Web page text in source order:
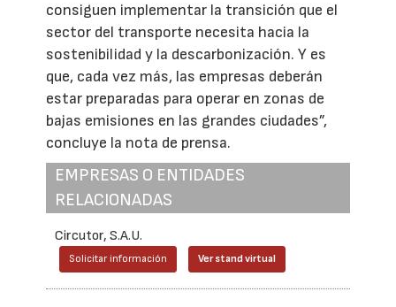
consiguen implementar la transición que el
sector del transporte necesita hacia la
sostenibilidad y la descarbonización. Y es
que, cada vez más, las empresas deberán
estar preparadas para operar en zonas de
bajas emisiones en las grandes ciudades”,
concluye la nota de prensa.
EMPRESAS O ENTIDADES
RELACIONADAS
Circutor, S.A.U.
Solicitar información Ver stand virtual